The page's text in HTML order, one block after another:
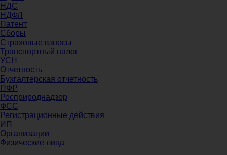
НДС
НДФЛ
Патент
Сборы
Страховые взносы
Транспортный налог
УСН
Отчетность
Бухгалтерская отчетность
ПФР
Росприроднадзор
ФСС
Регистрационные действия
ИП
Организации
Физические лица